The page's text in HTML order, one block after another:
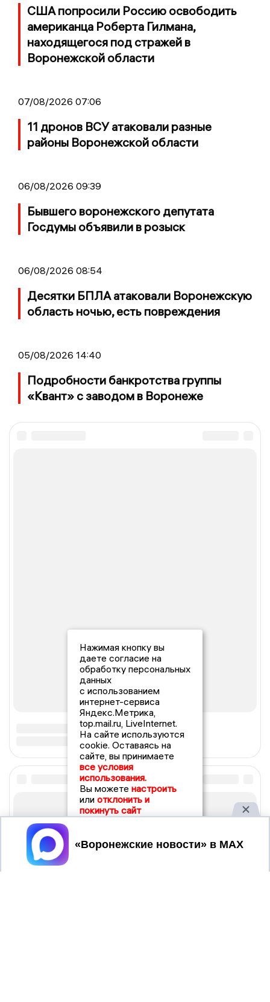
США попросили Россию освободить
американца Роберта Гилмана,
находящегося под стражей в
Воронежской области
07/08/2026 07:06
11 дронов ВСУ атаковали разные
районы Воронежской области
06/08/2026 09:39
Бывшего воронежского депутата
Госдумы объявили в розыск
06/08/2026 08:54
Десятки БПЛА атаковали Воронежскую
область ночью, есть повреждения
05/08/2026 14:40
Подробности банкротства группы
«Квант» с заводом в Воронеже
Нажимая кнопку вы
даете согласие на
обработку персональных
данных
с использованием
интернет-сервиса
Яндекс.Метрика,
top.mail.ru, LiveInternet.
На сайте используются
cookie. Оставаясь на
сайте, вы принимаете
все условия
использования.
Вы можете настроить
или отклонить и
покинуть сайт
Принять